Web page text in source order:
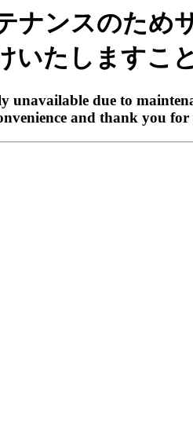
ナンスのため
いたしますこ
unavailable due to
and thank you for